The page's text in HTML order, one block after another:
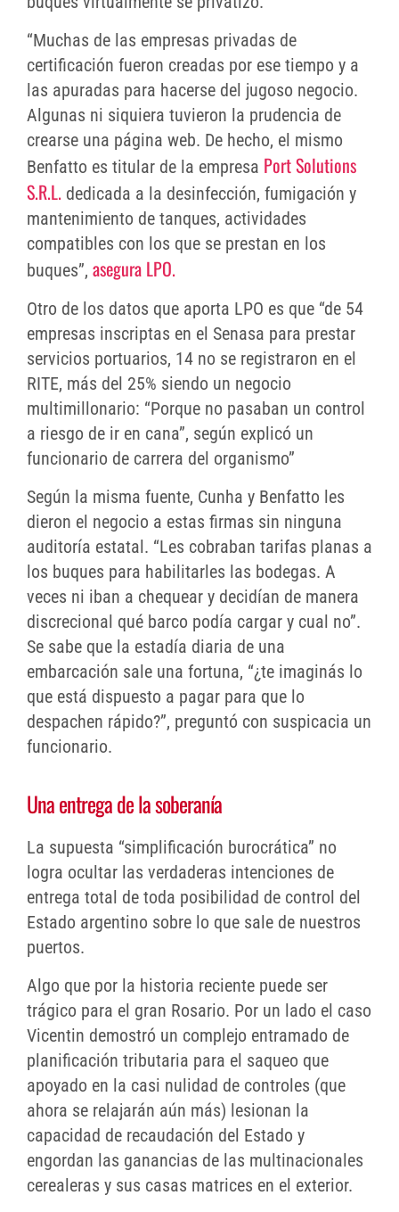
“Muchas de las empresas privadas de
certificación fueron creadas por ese tiempo y a
las apuradas para hacerse del jugoso negocio.
Algunas ni siquiera tuvieron la prudencia de
crearse una página web. De hecho, el mismo
Benfatto es titular de la empresa Port Solutions
S.R.L. dedicada a la desinfección, fumigación y
mantenimiento de tanques, actividades
compatibles con los que se prestan en los
buques”, asegura LPO.
Otro de los datos que aporta LPO es que “de 54
empresas inscriptas en el Senasa para prestar
servicios portuarios, 14 no se registraron en el
RITE, más del 25% siendo un negocio
multimillonario: “Porque no pasaban un control
a riesgo de ir en cana”, según explicó un
funcionario de carrera del organismo”
Según la misma fuente, Cunha y Benfatto les
dieron el negocio a estas firmas sin ninguna
auditoría estatal. “Les cobraban tarifas planas a
los buques para habilitarles las bodegas. A
veces ni iban a chequear y decidían de manera
discrecional qué barco podía cargar y cual no”.
Se sabe que la estadía diaria de una
embarcación sale una fortuna, “¿te imaginás lo
que está dispuesto a pagar para que lo
despachen rápido?”, preguntó con suspicacia un
funcionario.
Una entrega de la soberanía
La supuesta “simplificación burocrática” no
logra ocultar las verdaderas intenciones de
entrega total de toda posibilidad de control del
Estado argentino sobre lo que sale de nuestros
puertos.
Algo que por la historia reciente puede ser
trágico para el gran Rosario. Por un lado el caso
Vicentin demostró un complejo entramado de
planificación tributaria para el saqueo que
apoyado en la casi nulidad de controles (que
ahora se relajarán aún más) lesionan la
capacidad de recaudación del Estado y
engordan las ganancias de las multinacionales
cerealeras y sus casas matrices en el exterior.